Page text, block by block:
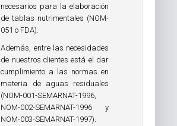
necesarios para la elaboración
de tablas nutrimentales (NOM-
051 o FDA).
Además, entre las necesidades
de nuestros clientes está el dar
cumplimiento a las normas en
materia de aguas residuales
(NOM-001-SEMARNAT-1996,
NOM-002-SEMARNAT-1996 y
NOM-003-SEMARNAT-1997).